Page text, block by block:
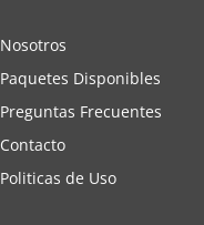
Nosotros
Paquetes Disponibles
Preguntas Frecuentes
Contacto
Politicas de Uso